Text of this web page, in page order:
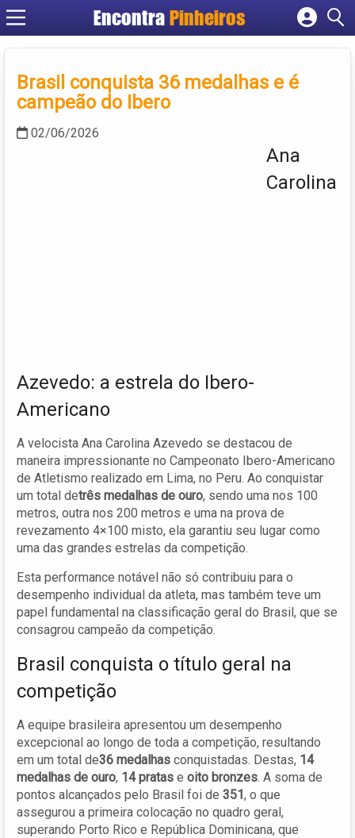
EncontraPinheiros
Cadastrar empresa
Criar conta
Brasil conquista 36 medalhas e é
campeão do Ibero
02/06/2026
Ana
Carolina
Azevedo: a estrela do Ibero-
Americano
A velocista Ana Carolina Azevedo se destacou de
maneira impressionante no Campeonato Ibero-Americano
de Atletismo realizado em Lima, no Peru. Ao conquistar
um total detrês medalhas de ouro, sendo uma nos 100
metros, outra nos 200 metros e uma na prova de
revezamento 4×100 misto, ela garantiu seu lugar como
uma das grandes estrelas da competição.
Esta performance notável não só contribuiu para o
desempenho individual da atleta, mas também teve um
papel fundamental na classificação geral do Brasil, que se
consagrou campeão da competição.
Brasil conquista o título geral na
competição
A equipe brasileira apresentou um desempenho
excepcional ao longo de toda a competição, resultando
em um total de36 medalhas conquistadas. Destas, 14
medalhas de ouro, 14 pratas e oito bronzes. A soma de
pontos alcançados pelo Brasil foi de 351, o que
assegurou a primeira colocação no quadro geral,
superando Porto Rico e República Dominicana, que